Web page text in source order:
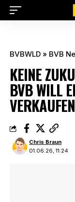
BVBWLD » BVB
KEINE
BVB WILL
VERKAUFEN
01.06.26, 11:24
Chris Braun